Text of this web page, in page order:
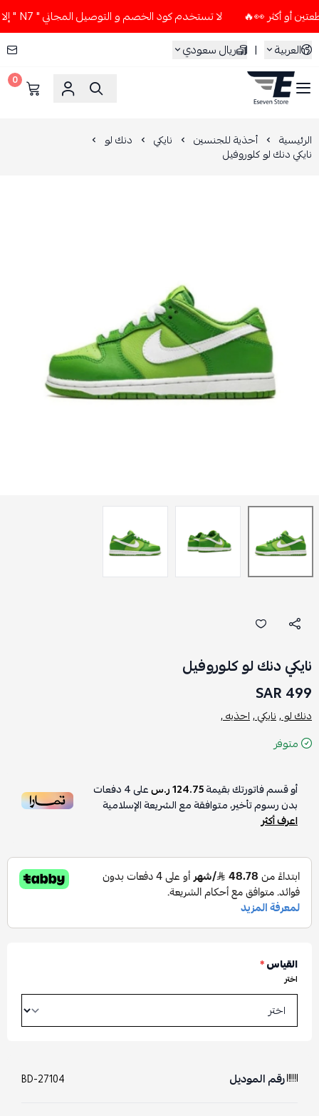
لا تستخدم كود الخصم و التوصيل المجاني " N7 " إلا إذا طلبت قطعتين أو أكثر 👀🔥
العربية
| ريال سعودي
ESEVEN STORE
0
الرئيسية أحذية للجنسين نايكي دنك لو
نايكي دنك لو كلوروفيل
نايكي دنك لو كلوروفيل
499 SAR
دنك لو ,نايكي ,احذيه ,
متوفر
أو قسم فاتورتك بقيمة124.75 ر.س على4دفعات
بدون رسوم تأخير، متوافقة مع الشريعة الإسلامية
اعرف أكثر
القياس*
اختر
رقم الموديل BD-27104